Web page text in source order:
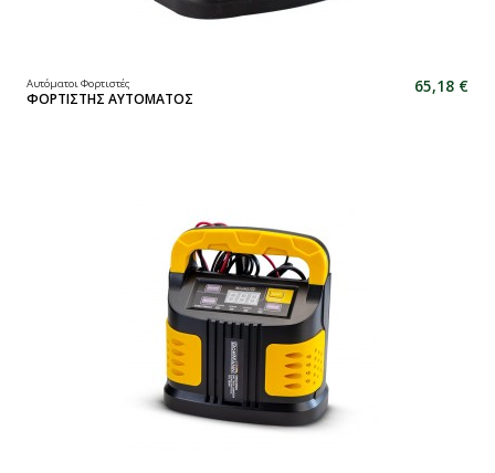
Αυτόματοι Φορτιστές
ΦΟΡΤΙΣΤΗΣ ΑΥΤΟΜΑΤΟΣ
65,18 €